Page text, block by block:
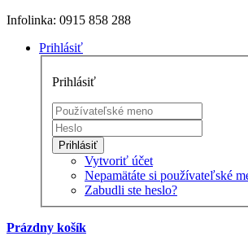
Infolinka: 0915 858 288
Prihlásiť
Prihlásiť
Prihlásiť
Vytvoriť účet
Nepamätáte si používateľské
Zabudli ste heslo?
Prázdny košík